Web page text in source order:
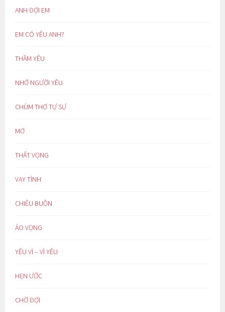
ANH ĐỢI EM
EM CÓ YÊU ANH?
THẦM YÊU
NHỚ NGƯỜI YÊU
CHÙM THƠ TỰ SỰ
MƠ
THẤT VỌNG
VAY TÌNH
CHIỀU BUỒN
ẢO VỌNG
YÊU VÌ – VÌ YÊU
HẸN ƯỚC
CHỜ ĐỢI